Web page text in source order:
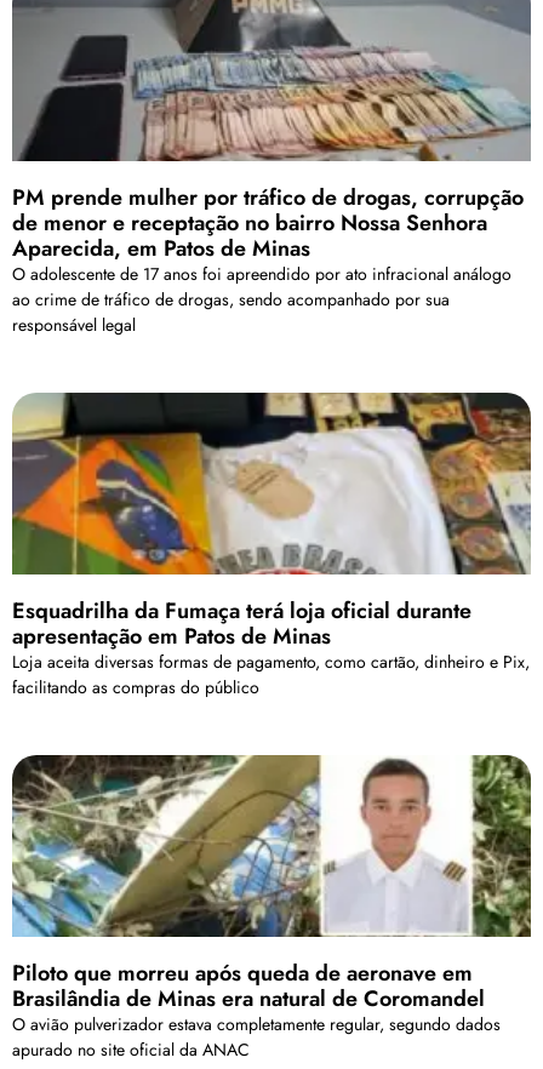
PM prende mulher por tráfico de drogas, corrupção
de menor e receptação no bairro Nossa Senhora
Aparecida, em Patos de Minas
O adolescente de 17 anos foi apreendido por ato infracional análogo
ao crime de tráfico de drogas, sendo acompanhado por sua
responsável legal
Esquadrilha da Fumaça terá loja oficial durante
apresentação em Patos de Minas
Loja aceita diversas formas de pagamento, como cartão, dinheiro e Pix,
facilitando as compras do público
Piloto que morreu após queda de aeronave em
Brasilândia de Minas era natural de Coromandel
O avião pulverizador estava completamente regular, segundo dados
apurado no site oficial da ANAC